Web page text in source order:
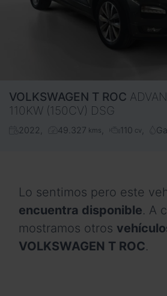
VOLKSWAGEN T ROC
110KW (150CV) DSG
2022 49.327 kms 110 cv
Lo sentimos pero este
encuentra disponible. A
mostramos otros
VOLKSWAGEN T ROC.